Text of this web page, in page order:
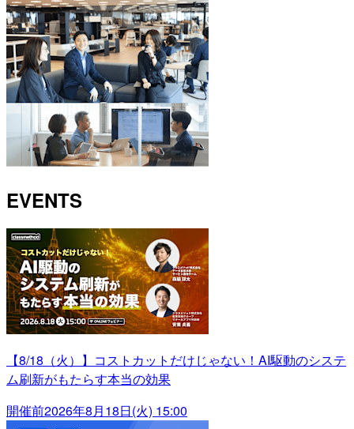
EVENTS
【8/18（火）】コストカットだけじゃない！AI駆動のシステ
ム刷新がもたらす本当の効果
開催前2026年8月18日(火) 15:00